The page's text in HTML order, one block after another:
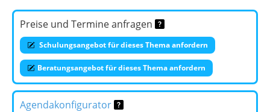
Preise und Termine anfragen
Schulungsangebot für dieses Thema anfordern
Beratungsangebot für dieses Thema anfordern
Agendakonfigurator